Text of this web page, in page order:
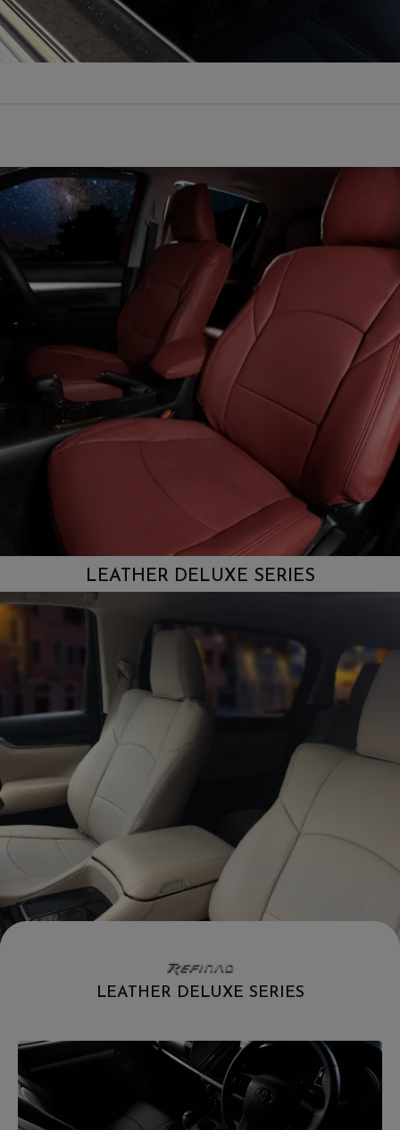
LEATHER DELUXE SERIES
LEATHER DELUXE SERIES